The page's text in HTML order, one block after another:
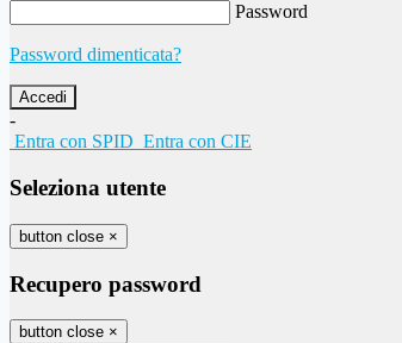
Password
Password dimenticata?
-
Entra con SPID Entra con CIE
Seleziona utente
button close ×
Recupero password
button close ×